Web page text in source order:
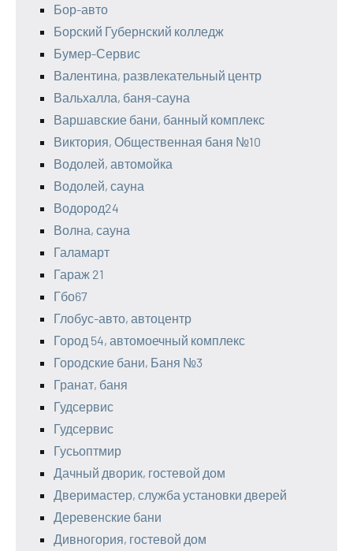
Бор-авто
Борский Губернский колледж
Бумер-Сервис
Валентина, развлекательный центр
Вальхалла, баня-сауна
Варшавские бани, банный комплекс
Виктория, Общественная баня №10
Водолей, автомойка
Водолей, сауна
Водород24
Волна, сауна
Галамарт
Гараж 21
Гбо67
Глобус-авто, автоцентр
Город 54, автомоечный комплекс
Городские бани, Баня №3
Гранат, баня
Гудсервис
Гудсервис
Гусьоптмир
Дачный дворик, гостевой дом
Дверимастер, служба установки дверей
Деревенские бани
Дивногория, гостевой дом